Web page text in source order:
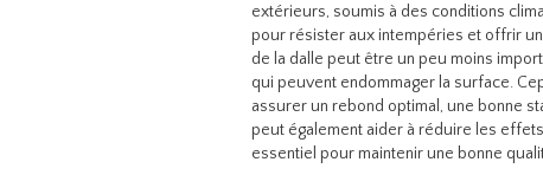
extérieurs, soumis à des conditions
pour résister aux intempéries et offrir
de la dalle peut être un peu moins
qui peuvent endommager la surface.
assurer un rebond optimal, une bonne
peut également aider à réduire les
essentiel pour maintenir une bonne